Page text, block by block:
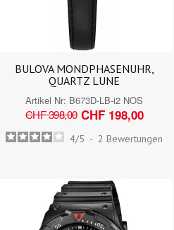
BULOVA MONDPHASENUHR,
QUARTZ LUNE
Artikel Nr: B673D-LB-i2 NOS
CHF 398,00 CHF 198,00
4/5 - 2 Bewertungen